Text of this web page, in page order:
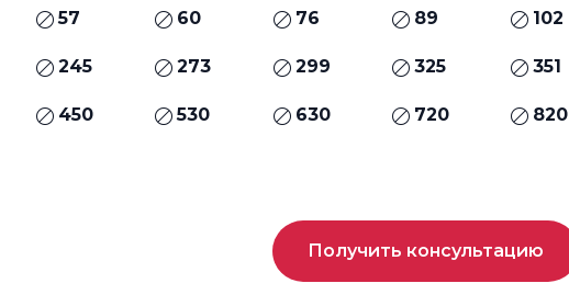
57 60 76 89 102
245 273 299 325 351
450 530 630 720 820
Получить консультацию